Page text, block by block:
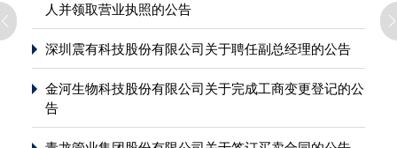
人并领取营业执照的公告
深圳震有科技股份有限公司关于聘任副总经理的公告
金河生物科技股份有限公司关于完成工商变更登记的公
告